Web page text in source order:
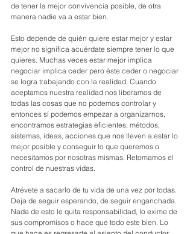
de tener la mejor convivencia posible, de otra
manera nadie va a estar bien.
Esto depende de quién quiere estar mejor y estar
mejor no significa acuérdate siempre tener lo que
quieres. Muchas veces estar mejor implica
negociar implica ceder pero éste ceder o negociar
se logra trabajando con la realidad. Cuando
aceptamos nuestra realidad nos liberamos de
todas las cosas que no podemos controlar y
entonces sí podemos empezar a organizarnos,
encontramos estrategias eficientes, métodos,
sistemas, ideas, acciones que nos lleven a estar lo
mejor posible y conseguir lo que queremos o
necesitamos por nosotras mismas. Retomamos el
control de nuestras vidas.
Atrévete a sacarlo de tu vida de una vez por todas.
Deja de seguir esperando, de seguir enganchada.
Nada de esto le quita responsabilidad, lo exime de
sus compromisos o hace que todo este bien. Lo